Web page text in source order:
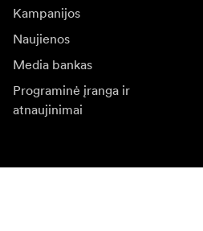
Kampanijos
Naujienos
Media bankas
Programinė įranga ir
atnaujinimai